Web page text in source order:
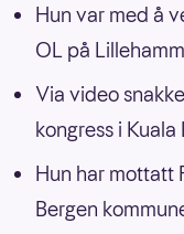
Hun var med å
OL på
Via video
kongress i Kuala
Hun har mottatt
Bergen